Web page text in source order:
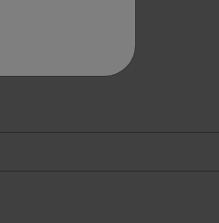
din 5 evaluări ale clienților